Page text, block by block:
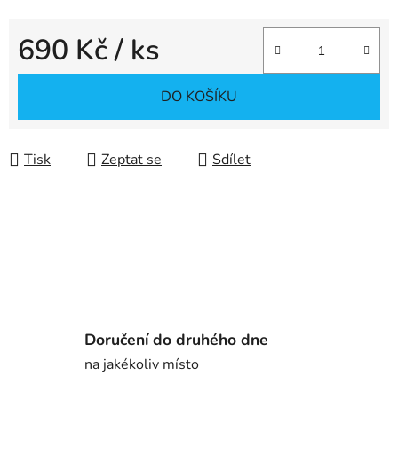
690 Kč/ ks
Měrná cena:
DO KOŠÍKU
Tisk Zeptat se Sdílet
Doručení do druhého dne
na jakékoliv místo